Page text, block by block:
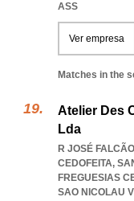
ASS
Ver empresa
Matches in the
Atelier Des
Lda
R JOSÉ
CEDOFEITA,
FREGUESIAS
SAO NICOLAU